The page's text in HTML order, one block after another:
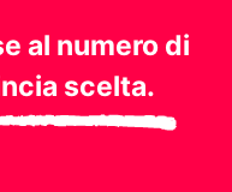
al numero di
scelta.